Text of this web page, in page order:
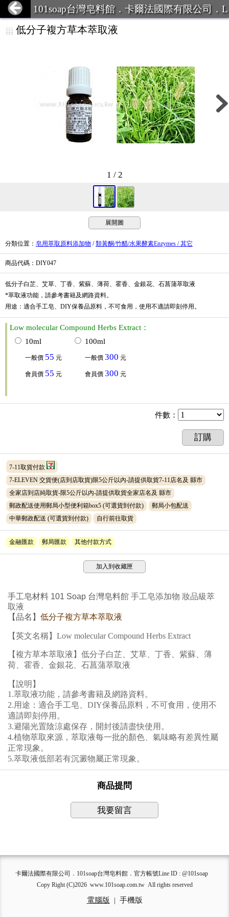
101soap台灣皂料館．卡爾法國際有限公司．L
INE ID:101Soap 客服專線:07-387
低分子複方草本萃取液
1 / 2
展開圖
分類位置 ： 皂用萃取原料添加物 /類黃酮/竹醋/水果酵素Enzymes / 其它
商品代碼 ：DIY047
低分子白芷、艾草、丁香、紫蘇、薄荷、霍香、金銀花、石菖蒲萃取液
*萃取液功能，請參考書籍及網路資料。
用途：適合手工皂、DIY保養品原料，不可食用，使用不適請即刻停用。
Low molecular Compound Herbs Extract：
10ml
一般價 55 元
會員價 55 元
100ml
一般價 300 元
會員價 300 元
件數 ：
訂購
7-11取貨付款
7-ELEVEN 交貨便(店到店取貨)限5公斤以內-請提供取貨7-11店名及 縣市
全家店到店純取貨-限5公斤以內-請提供取貨全家店名及 縣市
郵政配送使用郵局小型便利箱box5 (可選貨到付款)
郵局小包配送
中華郵政配送 (可選貨到付款) 自行前往取貨
金融匯款 郵局匯款 其他付款方式
加入到收藏匣
手工皂材料 101 Soap 台灣皂料館 手工皂添加物 妝品級萃
取液
【品名】 低分子複方草本萃取液
【英文名稱】 Low molecularCompound Herbs Extract
【複方草本萃取液 】 低分子白芷、艾草、丁香、紫蘇、薄
荷、霍香、金銀花、石菖蒲萃取液
【說明】
1.萃取液功能，請參考書籍及網路資料。
2.用途：適合手工皂、DIY保養品原料，不可食用，使用不
適請即刻停用。
3.避陽光置陰涼處保存，開封後請盡快使用。
4.植物萃取來源，萃取液每一批的顏色、氣味略有差異性屬
正常現象。
5.萃取液低部若有沉澱物屬正常現象。
商品提問
我要留言
卡爾法國際有限公司．101soap台灣皂料館．官方帳號Line ID : @101soap
Copy Right (C)2026 www.101soap.com.tw All rights reserved
電腦版 | 手機版